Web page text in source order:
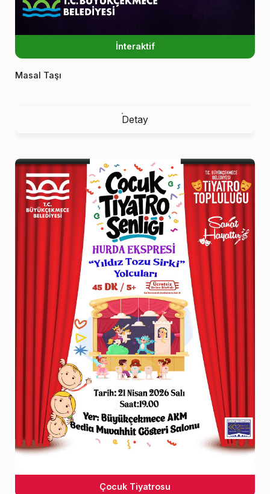
İnteraktif
Masal Taşı
Detay
Çocuk Tiyatrosu